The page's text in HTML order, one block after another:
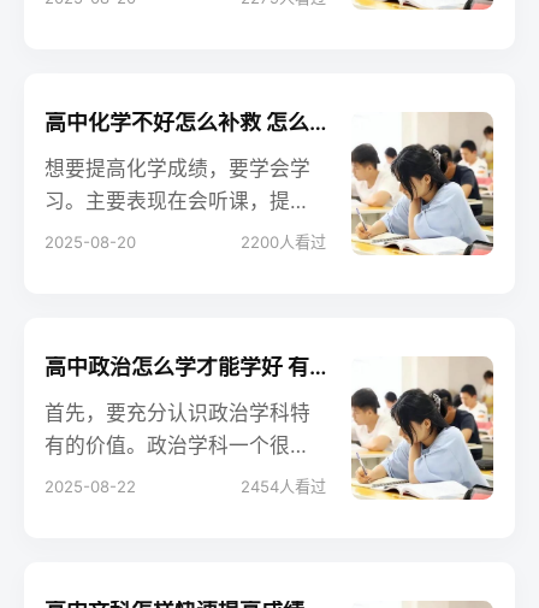
高中化学不好怎么补救 怎么提分快
想要提高化学成绩，要学会学
习。主要表现在会听课，提前
预习新课，错题要及时改正并
走，要知道自己哪里学会了，
哪里还存在疑问，然后及时补
救。
2025-08-20 2200人看过
高中政治怎么学才能学好 有哪些方法
首先，要充分认识政治学科特
有的价值。政治学科一个很重
要的价值体现在，它是人们认
2025-08-22 2454人看过